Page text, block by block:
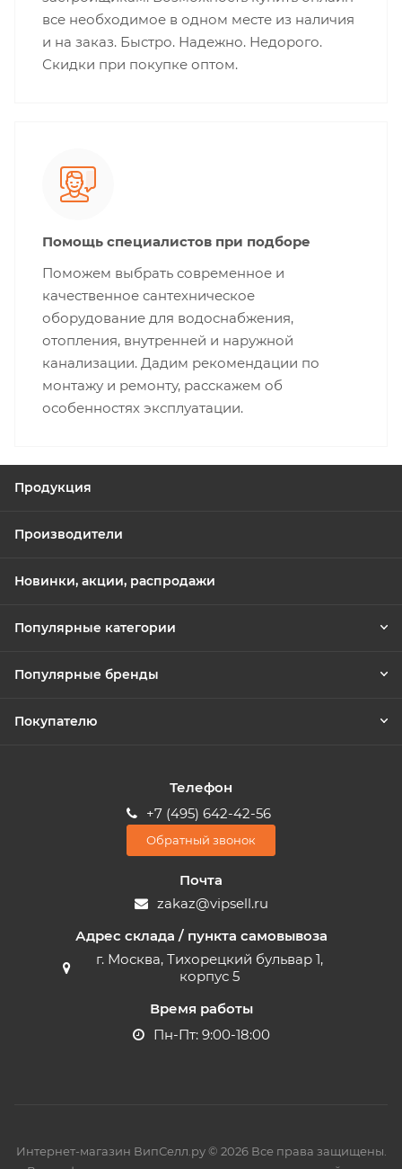
все необходимое в одном месте из наличия
и на заказ. Быстро. Надежно. Недорого.
Скидки при покупке оптом.
Помощь специалистов при подборе
Поможем выбрать современное и
качественное сантехническое
оборудование для водоснабжения,
отопления, внутренней и наружной
канализации. Дадим рекомендации по
монтажу и ремонту, расскажем об
особенностях эксплуатации.
Продукция
Производители
Новинки, акции, распродажи
Популярные категории
Популярные бренды
Покупателю
Телефон
+7 (495) 642-42-56
Обратный звонок
Почта
zakaz@vipsell.ru
Адрес склада / пункта самовывоза
г. Москва, Тихорецкий бульвар 1,
корпус 5
Время работы
Пн-Пт: 9:00-18:00
Интернет-магазин ВипСелл.ру © 2026 Все права защищены.